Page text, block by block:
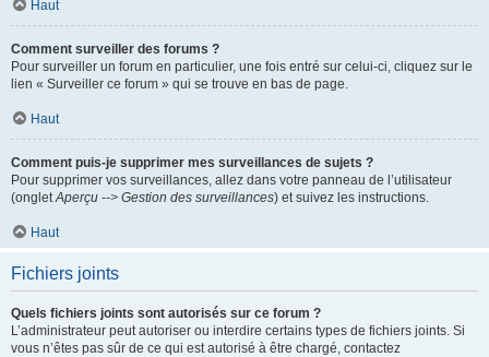
Haut
Comment surveiller des forums ?
Pour surveiller un forum en particulier, une fois entré sur celui-ci, cliquez sur le
lien « Surveiller ce forum » qui se trouve en bas de page.
Haut
Comment puis-je supprimer mes surveillances de sujets ?
Pour supprimer vos surveillances, allez dans votre panneau de l’utilisateur
(ongletAperçu --> Gestion des surveillances) et suivez les instructions.
Haut
Fichiers joints
Quels fichiers joints sont autorisés sur ce forum ?
L’administrateur peut autoriser ou interdire certains types de fichiers joints. Si
vous n’êtes pas sûr de ce qui est autorisé à être chargé, contactez